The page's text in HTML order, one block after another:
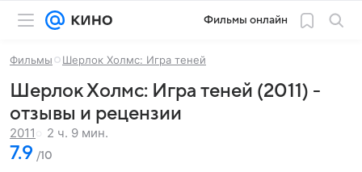
Фильмы онлайн
Фильмы Шерлок Холмс: Игра теней
Шерлок Холмс: Игра теней (2011) -
отзывы и рецензии
2011 2 ч. 9 мин.
7.9 /10